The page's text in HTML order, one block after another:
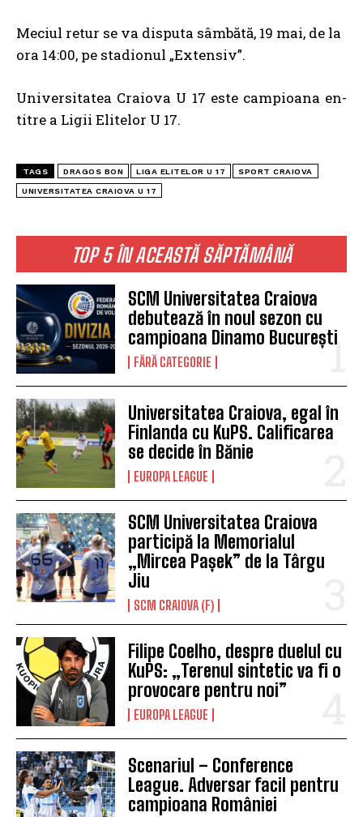
TOP 5 ÎN ACEASTĂ SĂPTĂMÂNĂ
SCM Universitatea Craiova
debutează în noul sezon cu
campioana Dinamo București
FĂRĂ CATEGORIE
Universitatea Craiova, egal în
Finlanda cu KuPS. Calificarea
se decide în Bănie
EUROPA LEAGUE
SCM Universitatea Craiova
participă la Memorialul
„Mircea Pașek” de la Târgu
Jiu
SCM CRAIOVA (F)
Filipe Coelho, despre duelul cu
KuPS: „Terenul sintetic va fi o
provocare pentru noi”
EUROPA LEAGUE
Scenariul – Conference
League. Adversar facil pentru
campioana României
Meciul retur se va disputa sâmbătă, 19 mai, de la
ora 14:00, pe stadionul „Extensiv”.
Universitatea Craiova U 17 este campioana en-
titre a Ligii Elitelor U 17.
TAGS DRAGOS BON LIGA ELITELOR U 17 SPORT CRAIOVA
UNIVERSITATEA CRAIOVA U 17